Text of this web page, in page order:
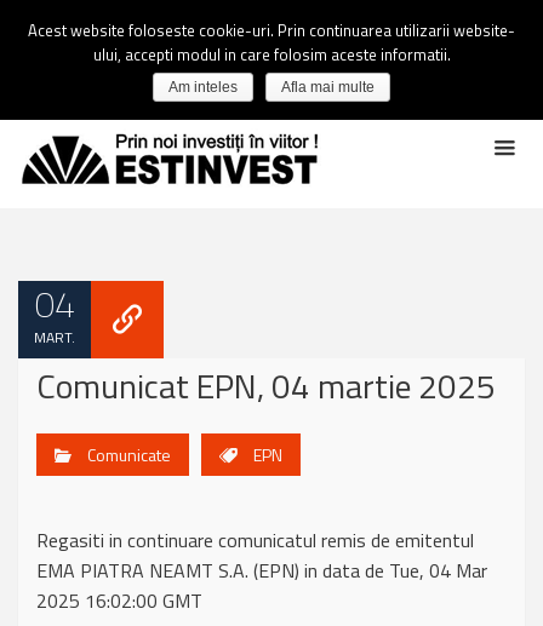
04
MART.
Comunicat EPN, 04 martie 2025
Comunicate EPN
Regasiti in continuare comunicatul remis de emitentul
EMA PIATRA NEAMT S.A. (EPN) in data de Tue, 04 Mar
2025 16:02:00 GMT
Acest website foloseste cookie-uri. Prin continuarea utilizarii website-
ului, accepti modul in care folosim aceste informatii.
Am inteles Afla mai multe